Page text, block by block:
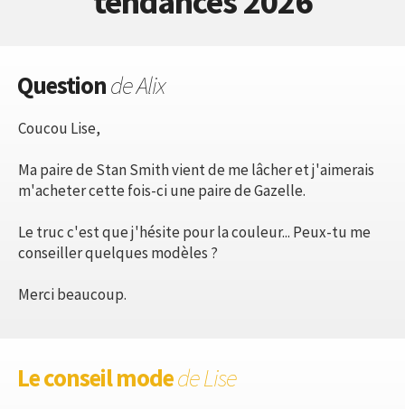
Questionde Alix
Coucou Lise,
Ma paire de Stan Smith vient de me lâcher et j'aimerais
m'acheter cette fois-ci une paire de Gazelle.
Le truc c'est que j'hésite pour la couleur... Peux-tu me
conseiller quelques modèles ?
Merci beaucoup.
Le conseil modede Lise